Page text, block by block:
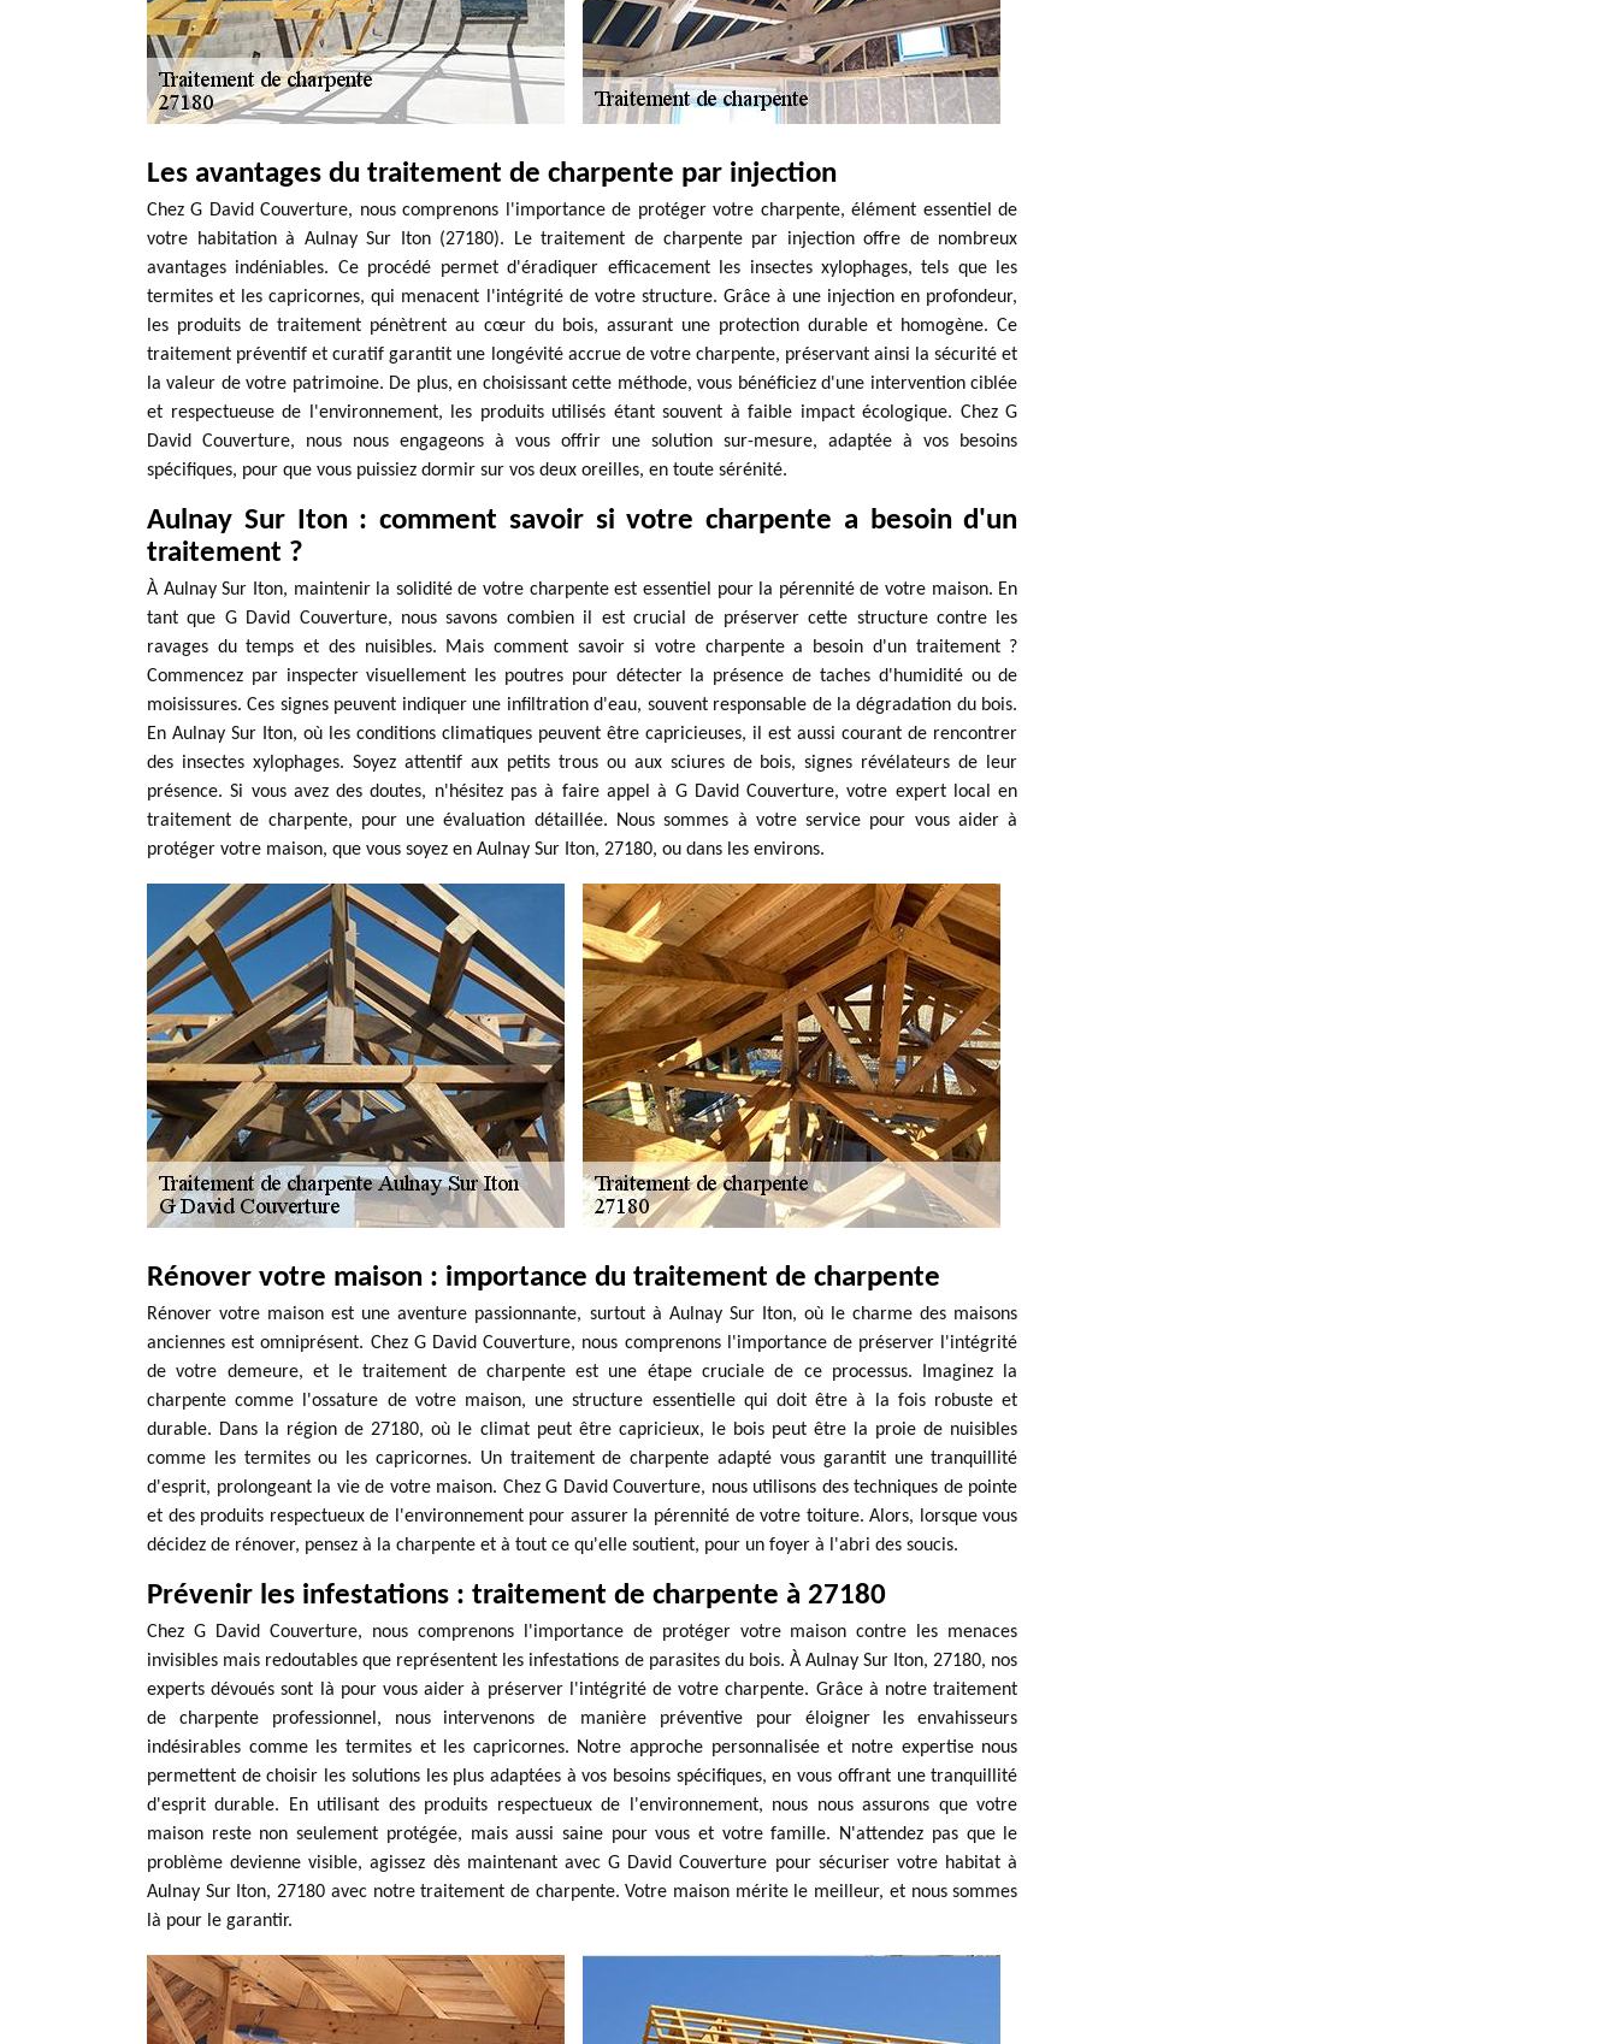
Les avantages du traitement de charpente par injection
Chez G David Couverture, nous comprenons l'importance de protéger votre charpente, élément essentiel de
votre habitation à Aulnay Sur Iton (27180). Le traitement de charpente par injection offre de nombreux
avantages indéniables. Ce procédé permet d'éradiquer efficacement les insectes xylophages, tels que les
termites et les capricornes, qui menacent l'intégrité de votre structure. Grâce à une injection en profondeur,
les produits de traitement pénètrent au cœur du bois, assurant une protection durable et homogène. Ce
traitement préventif et curatif garantit une longévité accrue de votre charpente, préservant ainsi la sécurité et
la valeur de votre patrimoine. De plus, en choisissant cette méthode, vous bénéficiez d'une intervention ciblée
et respectueuse de l'environnement, les produits utilisés étant souvent à faible impact écologique. Chez G
David Couverture, nous nous engageons à vous offrir une solution sur-mesure, adaptée à vos besoins
spécifiques, pour que vous puissiez dormir sur vos deux oreilles, en toute sérénité.
Aulnay Sur Iton : comment savoir si votre charpente a besoin d'un
traitement ?
À Aulnay Sur Iton, maintenir la solidité de votre charpente est essentiel pour la pérennité de votre maison. En
tant que G David Couverture, nous savons combien il est crucial de préserver cette structure contre les
ravages du temps et des nuisibles. Mais comment savoir si votre charpente a besoin d'un traitement ?
Commencez par inspecter visuellement les poutres pour détecter la présence de taches d'humidité ou de
moisissures. Ces signes peuvent indiquer une infiltration d'eau, souvent responsable de la dégradation du bois.
En Aulnay Sur Iton, où les conditions climatiques peuvent être capricieuses, il est aussi courant de rencontrer
des insectes xylophages. Soyez attentif aux petits trous ou aux sciures de bois, signes révélateurs de leur
présence. Si vous avez des doutes, n'hésitez pas à faire appel à G David Couverture, votre expert local en
traitement de charpente, pour une évaluation détaillée. Nous sommes à votre service pour vous aider à
protéger votre maison, que vous soyez en Aulnay Sur Iton, 27180, ou dans les environs.
Rénover votre maison : importance du traitement de charpente
Rénover votre maison est une aventure passionnante, surtout à Aulnay Sur Iton, où le charme des maisons
anciennes est omniprésent. Chez G David Couverture, nous comprenons l'importance de préserver l'intégrité
de votre demeure, et le traitement de charpente est une étape cruciale de ce processus. Imaginez la
charpente comme l'ossature de votre maison, une structure essentielle qui doit être à la fois robuste et
durable. Dans la région de 27180, où le climat peut être capricieux, le bois peut être la proie de nuisibles
comme les termites ou les capricornes. Un traitement de charpente adapté vous garantit une tranquillité
d'esprit, prolongeant la vie de votre maison. Chez G David Couverture, nous utilisons des techniques de pointe
et des produits respectueux de l'environnement pour assurer la pérennité de votre toiture. Alors, lorsque vous
décidez de rénover, pensez à la charpente et à tout ce qu'elle soutient, pour un foyer à l'abri des soucis.
Prévenir les infestations : traitement de charpente à 27180
Chez G David Couverture, nous comprenons l'importance de protéger votre maison contre les menaces
invisibles mais redoutables que représentent les infestations de parasites du bois. À Aulnay Sur Iton, 27180, nos
experts dévoués sont là pour vous aider à préserver l'intégrité de votre charpente. Grâce à notre traitement
de charpente professionnel, nous intervenons de manière préventive pour éloigner les envahisseurs
indésirables comme les termites et les capricornes. Notre approche personnalisée et notre expertise nous
permettent de choisir les solutions les plus adaptées à vos besoins spécifiques, en vous offrant une tranquillité
d'esprit durable. En utilisant des produits respectueux de l'environnement, nous nous assurons que votre
maison reste non seulement protégée, mais aussi saine pour vous et votre famille. N'attendez pas que le
problème devienne visible, agissez dès maintenant avec G David Couverture pour sécuriser votre habitat à
Aulnay Sur Iton, 27180 avec notre traitement de charpente. Votre maison mérite le meilleur, et nous sommes
là pour le garantir.